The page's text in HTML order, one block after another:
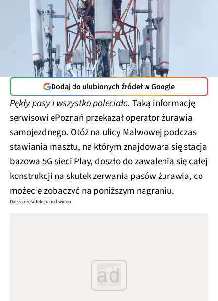
Dodaj do ulubionych źródeł w Google
Pękły pasy i wszystko poleciało. Taką informację
serwisowi ePoznań przekazał operator żurawia
samojezdnego. Otóż na ulicy Malwowej podczas
stawiania masztu, na którym znajdowała się stacja
bazowa 5G sieci Play, doszło do zawalenia się całej
konstrukcji na skutek zerwania pasów żurawia, co
możecie zobaczyć na poniższym nagraniu.
Dalsza część tekstu pod wideo
ad